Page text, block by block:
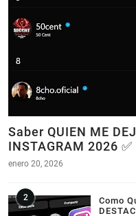
Saber QUIEN ME
INSTAGRAM 2026 ✅
enero 20, 2026
Como